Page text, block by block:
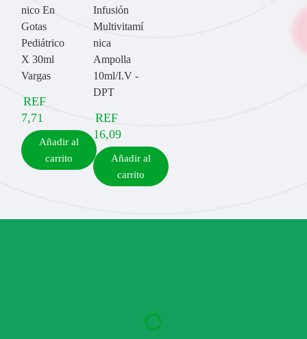
nico En
Gotas
Pediátrico
X 30ml
Vargas
REF
7,71
Añadir al
carrito
Infusión
Multivitamí
nica
Ampolla
10ml/I.V -
DPT
REF
16,09
Añadir al
carrito